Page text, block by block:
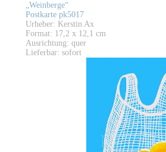
„Weinberge“
Postkarte pk5017
Urheber: Kerstin Ax
Format: 17,2 x 12,1 cm
Ausrichtung: quer
Lieferbar: sofort